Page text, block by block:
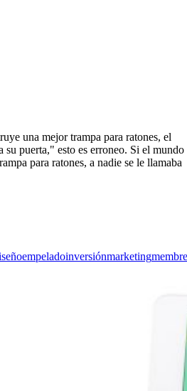
una mejor trampa para ratones, el
puerta," esto es erroneo. Si el mundo
para ratones, a nadie se le llamaba
empeladoinversiónmarketing